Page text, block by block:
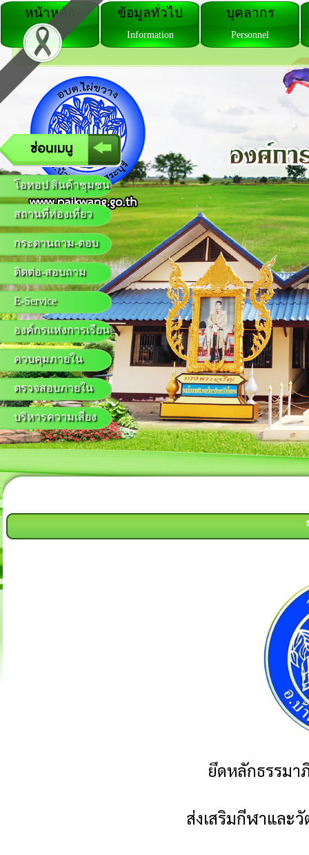
โอทอป สินค้าชุมชน
สถานที่ท่องเที่ยว
กระดานถาม-ตอบ
ติดต่อ-สอบถาม
E-Service
องค์กรแห่งการเรียน
ควบคุมภายใน
ตรวจสอบภายใน
บริหารความเสี่ยง
หน้าหลัก
Home
ข้อมูลทั่วไป
Information
บุคลากร
Personnel
ยึดหลักธรรม
ส่งเสริมกีฬาและ